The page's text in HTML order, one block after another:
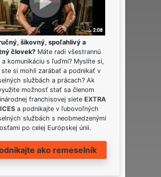
šikovný, spoľahlivý a
človek? Máte radi všestrannú
a komunikáciu s ľuďmi? Myslíte si,
ste si mohli zarábať a podnikať v
službách a prácach? Ak
možnosť stať sa členom
franchisovej sieteEXTRA
a podnikajte v ľubovoľných
službách s neobmedzenými
po celej Európskej únii.
ako remeselník